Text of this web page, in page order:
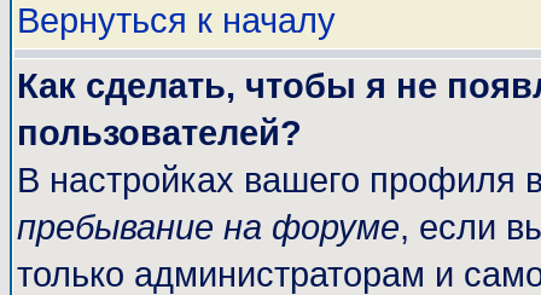
Вернуться к началу
Как сделать, чтобы я не
пользователей?
В настройках вашего профиля
пребывание на форуме, если
только администраторам и